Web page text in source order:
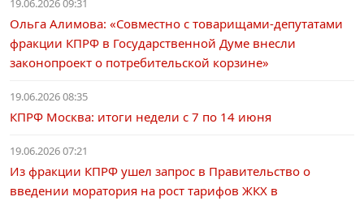
19.06.2026 09:31
Ольга Алимова: «Совместно с товарищами-депутатами
фракции КПРФ в Государственной Думе внесли
законопроект о потребительской корзине»
19.06.2026 08:35
КПРФ Москва: итоги недели с 7 по 14 июня
19.06.2026 07:21
Из фракции КПРФ ушел запрос в Правительство о
введении моратория на рост тарифов ЖКХ в